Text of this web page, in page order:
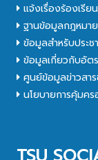
แจ้งเรื่องร้องเรี
ฐานข้อมูลกฎหมา
ข้อมูลสำหรับประช
ข้อมูลเกี่ยวกับอัต
ศูนย์ข้อมูลข่าวสา
นโยบายการคุ้มค